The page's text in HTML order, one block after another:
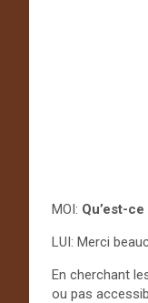
MOI: Qu’est-
LUI: Merci
En cherchant
ou pas